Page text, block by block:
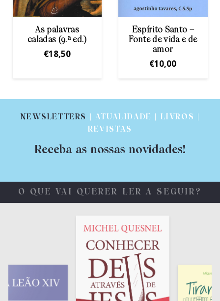
Espírito Santo –
Fonte de vida e de
amor
O Espírito Santo,
Fonte de Vida
Nova
€6,00
NEWSLETTERS
| ATUALIDADE | LIVROS |
REVISTAS
Receba as nossas novidades!
O QUE VAI QUERER LER A SEGUIR?